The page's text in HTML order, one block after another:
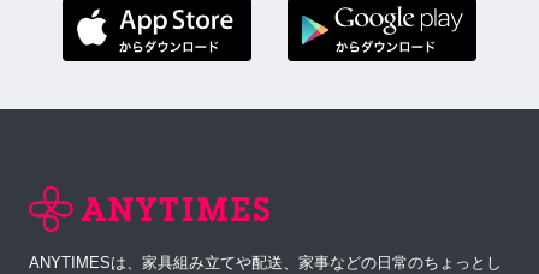
ANYTIMESは、家具組み立てや配送、家事などの日常のちょっとし